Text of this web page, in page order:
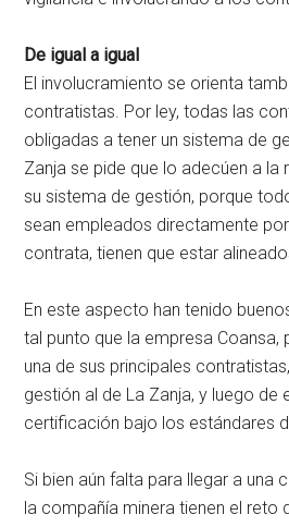
De igual a igual
El involucramiento se orienta
contratistas. Por ley, todas las
obligadas a tener un sistema de
Zanja se pide que lo adecúen a la
su sistema de gestión, porque
sean empleados directamente
contrata, tienen que estar
En este aspecto han tenido
tal punto que la empresa Coansa,
una de sus principales
gestión al de La Zanja, y luego de
certificación bajo los estándares
Si bien aún falta para llegar a una
la compañía minera tienen el reto